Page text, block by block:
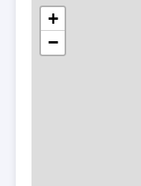
+
−